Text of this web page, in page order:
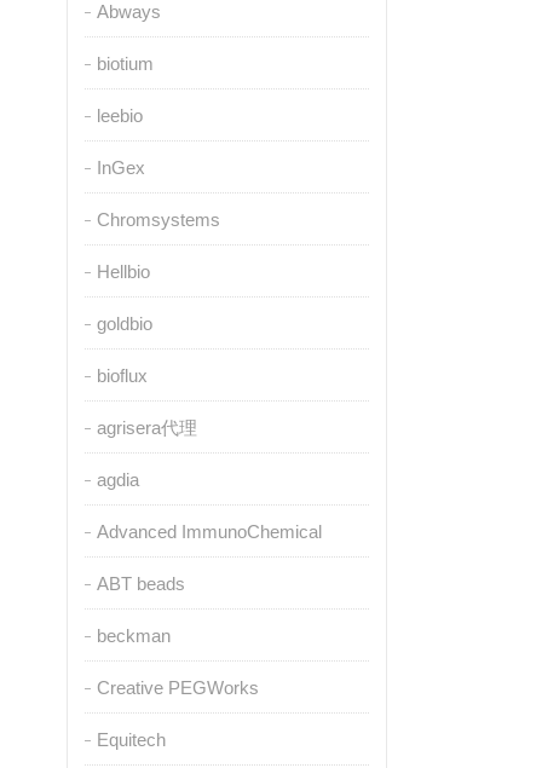
Abways
biotium
leebio
InGex
Chromsystems
Hellbio
goldbio
bioflux
agrisera代理
agdia
Advanced ImmunoChemical
ABT beads
beckman
Creative PEGWorks
Equitech